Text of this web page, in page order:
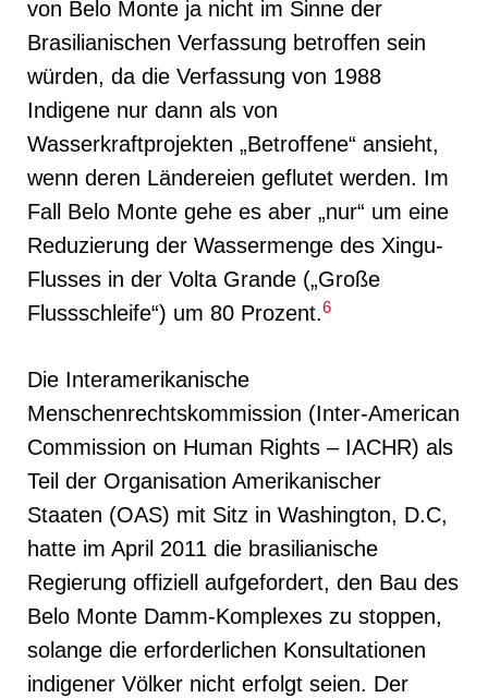
von Belo Monte ja nicht im Sinne der
Brasilianischen Verfassung betroffen sein
würden, da die Verfassung von 1988
Indigene nur dann als von
Wasserkraftprojekten „Betroffene“ ansieht,
wenn deren Ländereien geflutet werden. Im
Fall Belo Monte gehe es aber „nur“ um eine
Reduzierung der Wassermenge des Xingu-
Flusses in der Volta Grande („Große
Flussschleife“) um 80 Prozent.6
Die Interamerikanische
Menschenrechtskommission (Inter-American
Commission on Human Rights – IACHR) als
Teil der Organisation Amerikanischer
Staaten (OAS) mit Sitz in Washington, D.C,
hatte im April 2011 die brasilianische
Regierung offiziell aufgefordert, den Bau des
Belo Monte Damm-Komplexes zu stoppen,
solange die erforderlichen Konsultationen
indigener Völker nicht erfolgt seien. Der